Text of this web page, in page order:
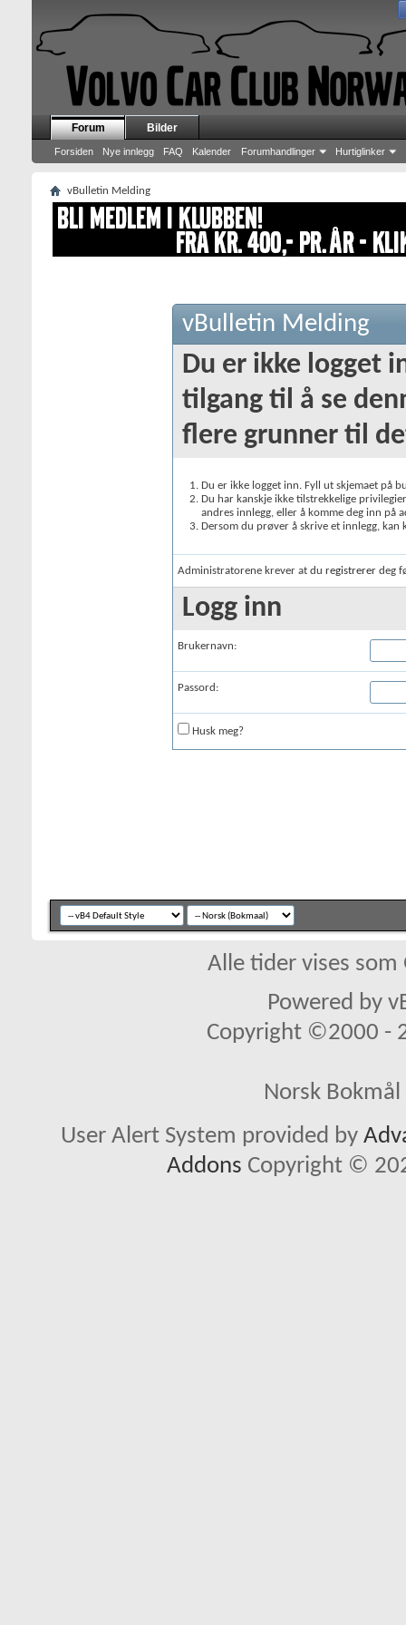
Forum
Forsiden Nye innlegg FAQ Kalender Forumhandlinger Hurtiglinker
Bilder
vBulletin Melding
vBulletin Melding
Du er ikke logget
tilgang til å se
flere grunner til
Du er ikke logget inn. Fyll ut skjemaet på
Du har kanskje ikke tilstrekkelige
andres innlegg, eller å komme deg inn på
Dersom du prøver å skrive et innlegg,
Administratorene krever at du registrerer deg
Logg inn
Brukernavn:
Passord:
Husk meg?
Alle tider vises som
Powered by
Copyright ©2000 -
Norsk
User Alert System provided by
Addons Copyright ©